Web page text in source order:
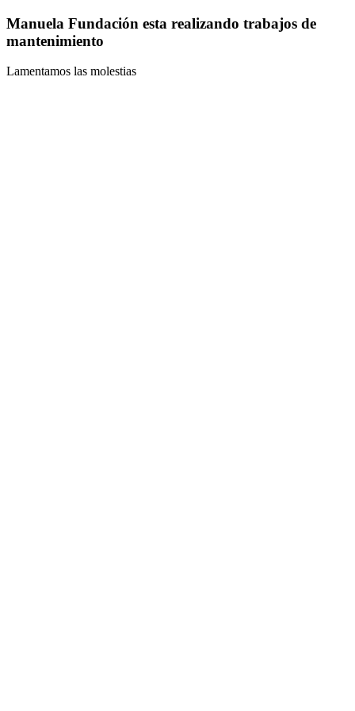
Manuela Fundación esta realizando trabajos de
mantenimiento
Lamentamos las molestias